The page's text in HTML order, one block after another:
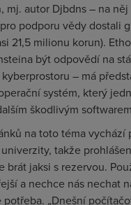
mj. autor Djbdns – na
podporu vědy dostali
21,5 milionu korun).
být odpovědí na
– má
systém, který
škodlivým
na toto téma vychází
takže
brát jaksi s rezervou.
a nechce nás nechat
„Dnešní